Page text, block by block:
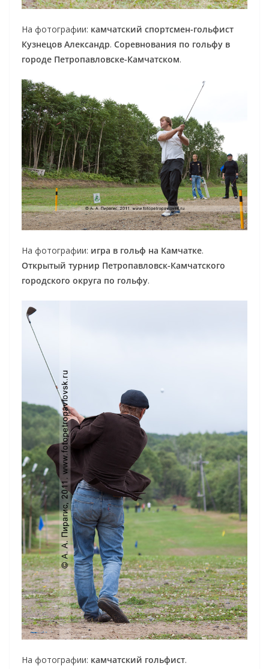
На фотографии: камчатский спортсмен-гольфист
Кузнецов Александр. Соревнования по гольфу в
городе Петропавловске-Камчатском.
На фотографии: игра в гольф на Камчатке.
Открытый турнир Петропавловск-Камчатского
городского округа по гольфу.
На фотографии: камчатский гольфист.